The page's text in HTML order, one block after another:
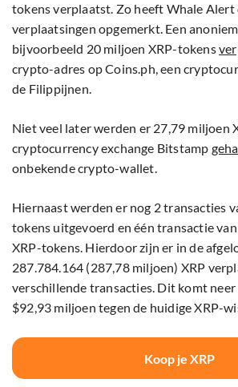
tokens verplaatst. Zo heeft Whale Alert
verplaatsingen opgemerkt. Een
bijvoorbeeld 20 miljoen XRP-tokens
crypto-adres op Coins.ph, een
de Filippijnen.
Niet veel later werden er 27,79 miljoen
cryptocurrency exchange Bitstamp
onbekende crypto-wallet.
Hiernaast werden er nog 2 transacties
tokens uitgevoerd en één transactie
XRP-tokens. Hierdoor zijn er in de
287.784.164 (287,78 miljoen) XRP
verschillende transacties. Dit komt neer
$92,93 miljoen tegen de huidige XRP-
Koop je XRP